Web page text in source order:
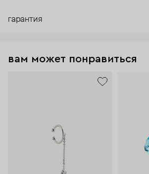
гарантия
вам может понравиться